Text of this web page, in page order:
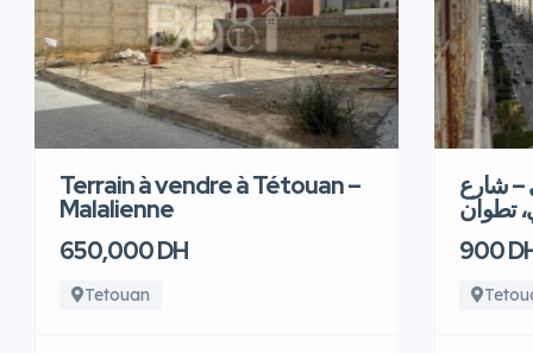
Terrain à vendre à Tétouan –
Malalienne
650,000 DH
Tetouan
– شارع
تطوان
900